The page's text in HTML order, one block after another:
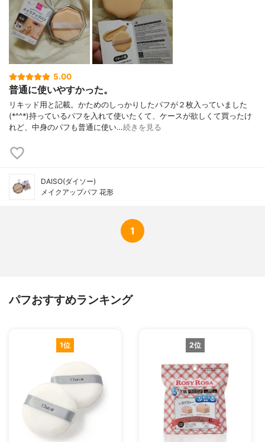
5.00
普通に使いやすかった。
リキッド用と記載。かためのしっかりしたパフが２枚入っていました
(*^^*)持っているパフを入れて使いたくて、ケースが欲しくて買ったけ
れど、中身のパフも普通に使い…続きを見る
DAISO(ダイソー)
メイクアップパフ 花形
1
パフおすすめランキング
1位 2位